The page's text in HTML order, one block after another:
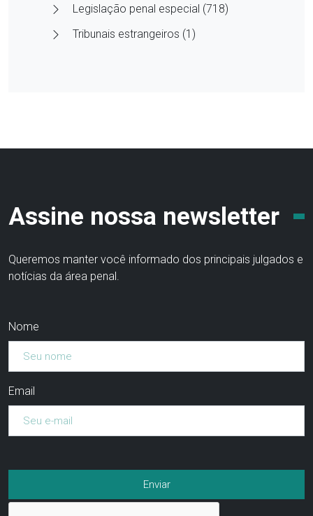
Legislação penal especial (718)
Tribunais estrangeiros (1)
Assine nossa newsletter
Queremos manter você informado dos principais julgados e
notícias da área penal.
Nome
Email